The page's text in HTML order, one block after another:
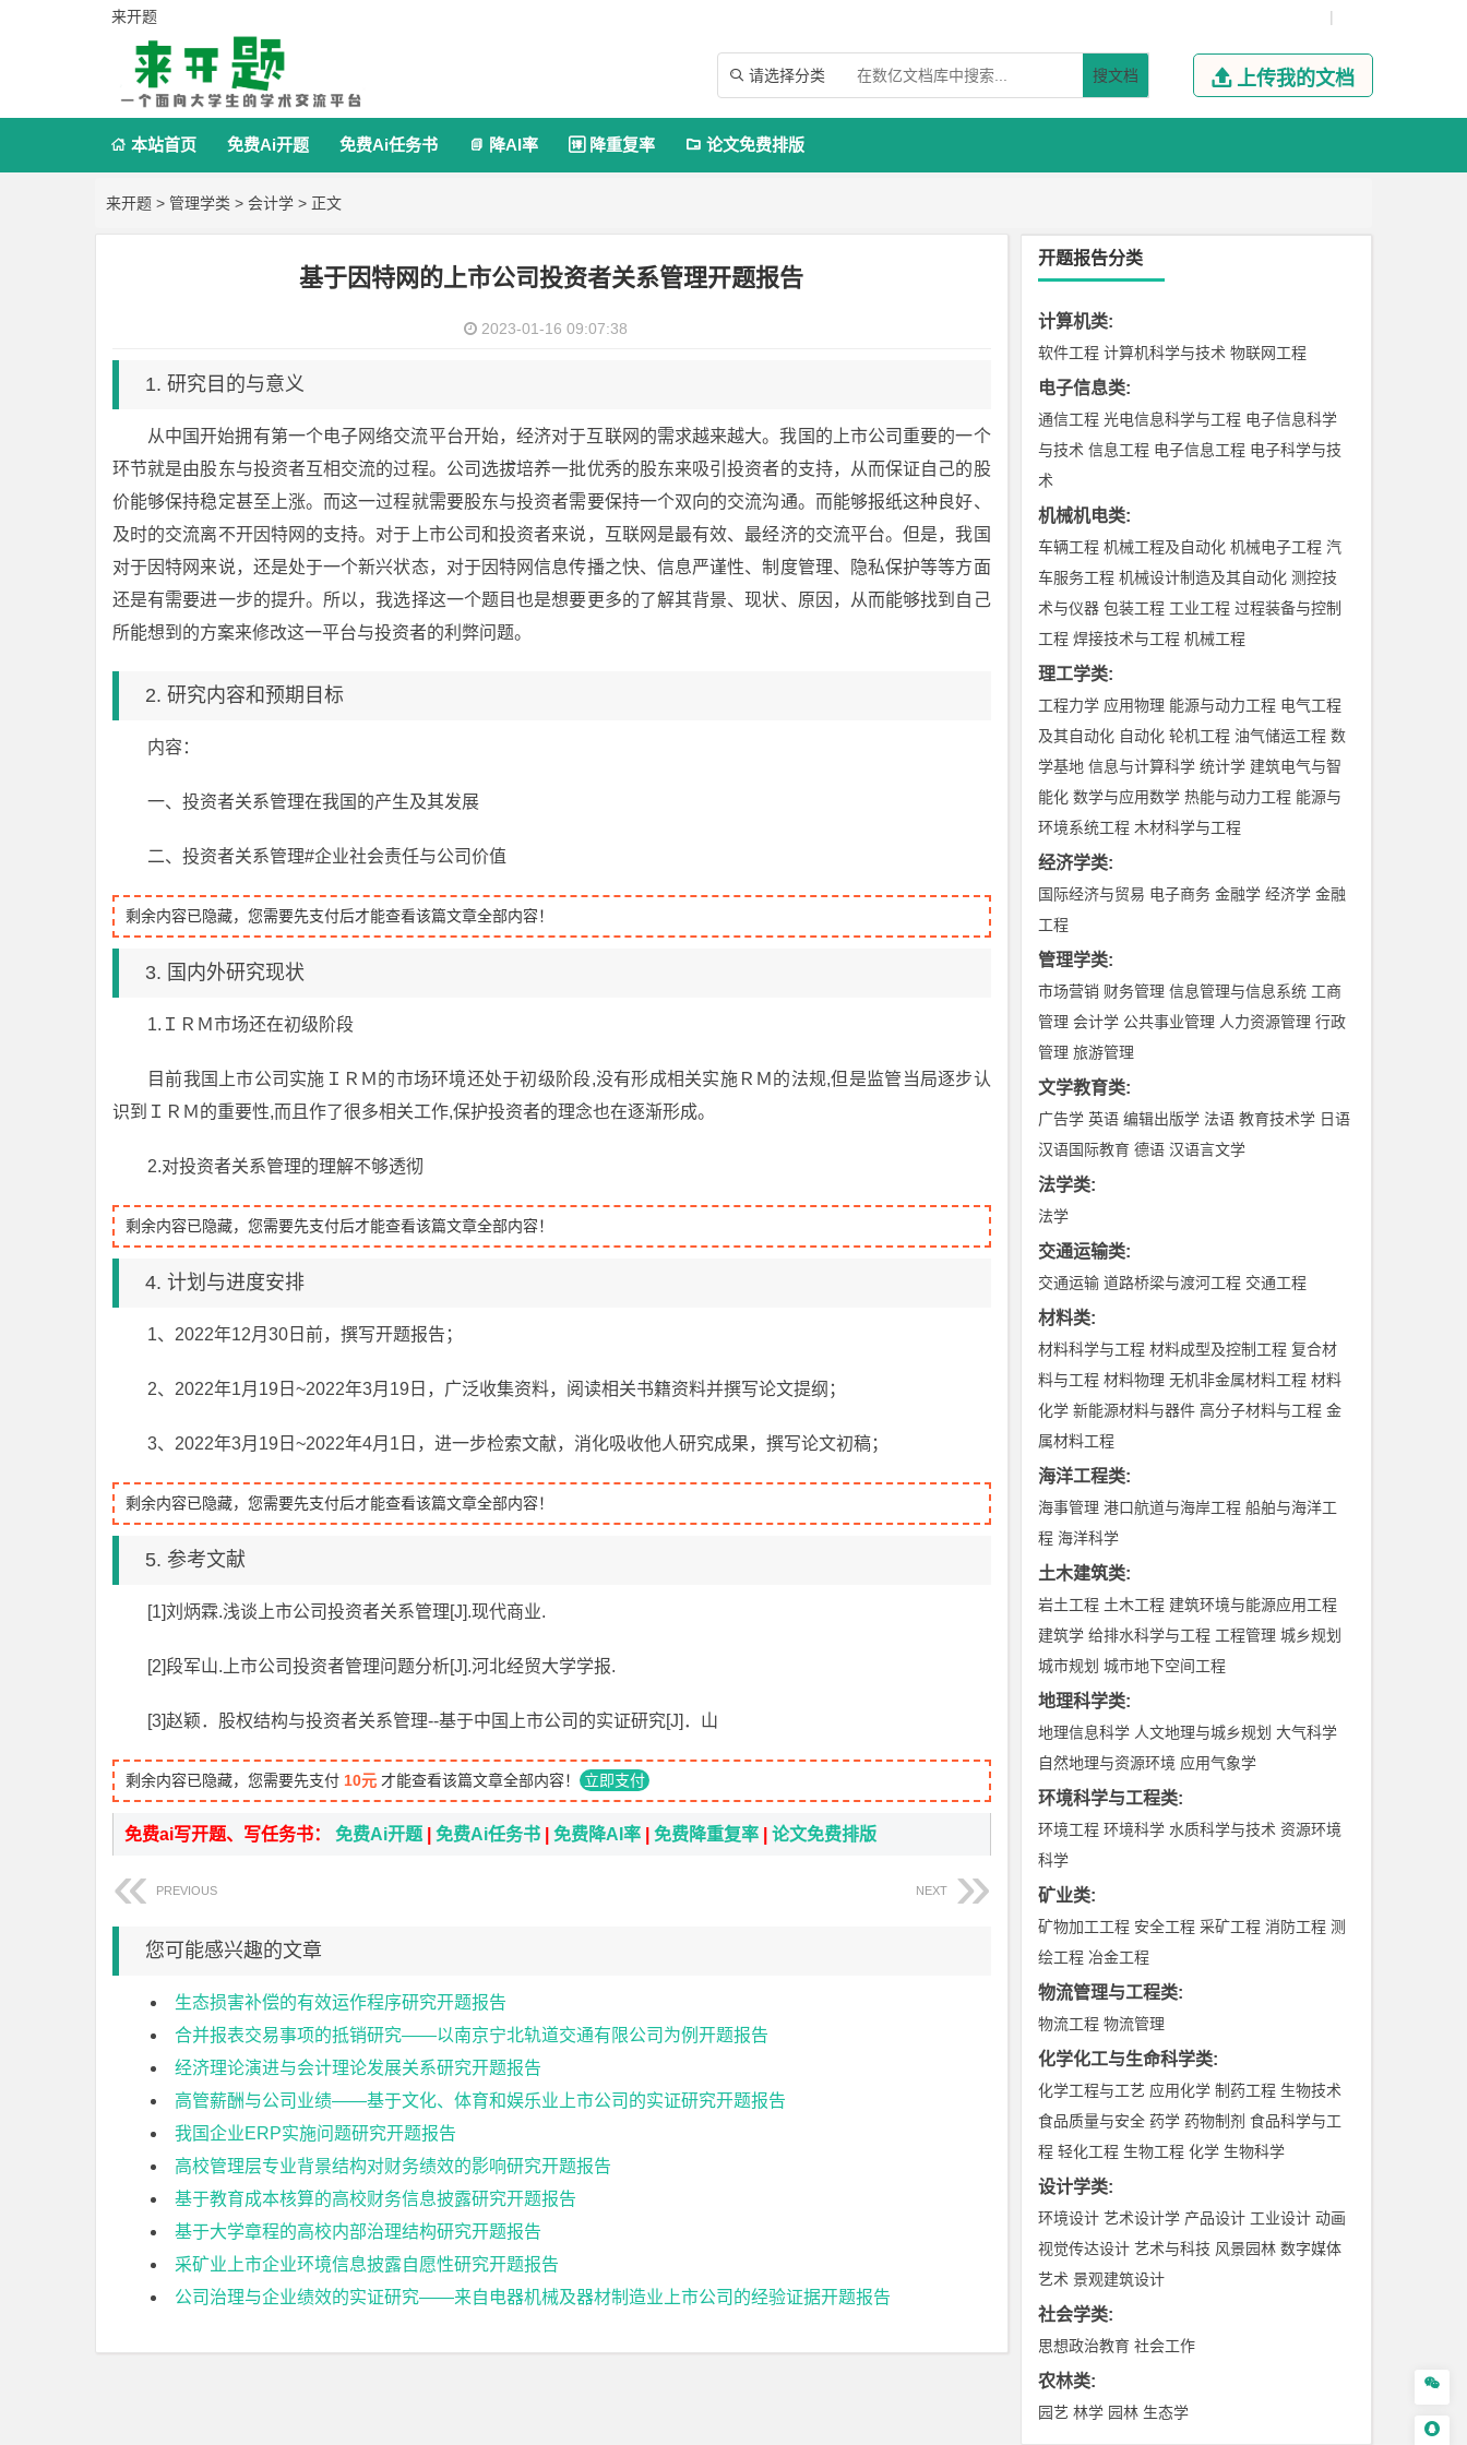
来开题 |
 请选择分类 搜文档  上传我的文档
 本站首页 免费Ai开题 免费Ai任务书  降AI率  降重复率  论文免费排版
来开题 > 管理学类 > 会计学 > 正文
基于因特网的上市公司投资者关系管理开题报告
2023-01-16 09:07:38
1. 研究目的与意义
从中国开始拥有第一个电子网络交流平台开始，经济对于互联网的需求越来越大。我国的上市公司重要的一个
环节就是由股东与投资者互相交流的过程。公司选拔培养一批优秀的股东来吸引投资者的支持，从而保证自己的股
价能够保持稳定甚至上涨。而这一过程就需要股东与投资者需要保持一个双向的交流沟通。而能够报纸这种良好、
及时的交流离不开因特网的支持。对于上市公司和投资者来说，互联网是最有效、最经济的交流平台。但是，我国
对于因特网来说，还是处于一个新兴状态，对于因特网信息传播之快、信息严谨性、制度管理、隐私保护等等方面
还是有需要进一步的提升。所以，我选择这一个题目也是想要更多的了解其背景、现状、原因，从而能够找到自己
所能想到的方案来修改这一平台与投资者的利弊问题。
2. 研究内容和预期目标
内容：
一、投资者关系管理在我国的产生及其发展
二、投资者关系管理#企业社会责任与公司价值
剩余内容已隐藏，您需要先支付后才能查看该篇文章全部内容！
3. 国内外研究现状
1.ＩＲＭ市场还在初级阶段
目前我国上市公司实施ＩＲＭ的市场环境还处于初级阶段,没有形成相关实施ＲＭ的法规,但是监管当局逐步认
识到ＩＲＭ的重要性,而且作了很多相关工作,保护投资者的理念也在逐渐形成。
2.对投资者关系管理的理解不够透彻
剩余内容已隐藏，您需要先支付后才能查看该篇文章全部内容！
4. 计划与进度安排
1、2022年12月30日前，撰写开题报告；
2、2022年1月19日~2022年3月19日，广泛收集资料，阅读相关书籍资料并撰写论文提纲；
3、2022年3月19日~2022年4月1日，进一步检索文献，消化吸收他人研究成果，撰写论文初稿；
剩余内容已隐藏，您需要先支付后才能查看该篇文章全部内容！
5. 参考文献
[1]刘炳霖.浅谈上市公司投资者关系管理[J].现代商业.
[2]段军山.上市公司投资者管理问题分析[J].河北经贸大学学报.
[3]赵颖．股权结构与投资者关系管理--基于中国上市公司的实证研究[J]．山
剩余内容已隐藏，您需要先支付 10元 才能查看该篇文章全部内容！ 立即支付
免费ai写开题、写任务书： 免费Ai开题 免费Ai任务书 免费降AI率 免费降重复率 论文免费排版
PREVIOUS NEXT
您可能感兴趣的文章
生态损害补偿的有效运作程序研究开题报告
合并报表交易事项的抵销研究——以南京宁北轨道交通有限公司为例开题报告
经济理论演进与会计理论发展关系研究开题报告
高管薪酬与公司业绩——基于文化、体育和娱乐业上市公司的实证研究开题报告
我国企业ERP实施问题研究开题报告
高校管理层专业背景结构对财务绩效的影响研究开题报告
基于教育成本核算的高校财务信息披露研究开题报告
基于大学章程的高校内部治理结构研究开题报告
采矿业上市企业环境信息披露自愿性研究开题报告
公司治理与企业绩效的实证研究——来自电器机械及器材制造业上市公司的经验证据开题报告
开题报告分类
计算机类:
软件工程 计算机科学与技术 物联网工程
电子信息类:
通信工程 光电信息科学与工程 电子信息科学
与技术 信息工程 电子信息工程 电子科学与技
术
机械机电类:
车辆工程 机械工程及自动化 机械电子工程 汽
车服务工程 机械设计制造及其自动化 测控技
术与仪器 包装工程 工业工程 过程装备与控制
工程 焊接技术与工程 机械工程
理工学类:
工程力学 应用物理 能源与动力工程 电气工程
及其自动化 自动化 轮机工程 油气储运工程 数
学基地 信息与计算科学 统计学 建筑电气与智
能化 数学与应用数学 热能与动力工程 能源与
环境系统工程 木材科学与工程
经济学类:
国际经济与贸易 电子商务 金融学 经济学 金融
工程
管理学类:
市场营销 财务管理 信息管理与信息系统 工商
管理 会计学 公共事业管理 人力资源管理 行政
管理 旅游管理
文学教育类:
广告学 英语 编辑出版学 法语 教育技术学 日语
汉语国际教育 德语 汉语言文学
法学类:
法学
交通运输类:
交通运输 道路桥梁与渡河工程 交通工程
材料类:
材料科学与工程 材料成型及控制工程 复合材
料与工程 材料物理 无机非金属材料工程 材料
化学 新能源材料与器件 高分子材料与工程 金
属材料工程
海洋工程类:
海事管理 港口航道与海岸工程 船舶与海洋工
程 海洋科学
土木建筑类:
岩土工程 土木工程 建筑环境与能源应用工程
建筑学 给排水科学与工程 工程管理 城乡规划
城市规划 城市地下空间工程
地理科学类:
地理信息科学 人文地理与城乡规划 大气科学
自然地理与资源环境 应用气象学
环境科学与工程类:
环境工程 环境科学 水质科学与技术 资源环境
科学
矿业类:
矿物加工工程 安全工程 采矿工程 消防工程 测
绘工程 冶金工程
物流管理与工程类:
物流工程 物流管理
化学化工与生命科学类:
化学工程与工艺 应用化学 制药工程 生物技术
食品质量与安全 药学 药物制剂 食品科学与工
程 轻化工程 生物工程 化学 生物科学
设计学类:
环境设计 艺术设计学 产品设计 工业设计 动画
视觉传达设计 艺术与科技 风景园林 数字媒体
艺术 景观建筑设计
社会学类:
思想政治教育 社会工作
农林类:
园艺 林学 园林 生态学

